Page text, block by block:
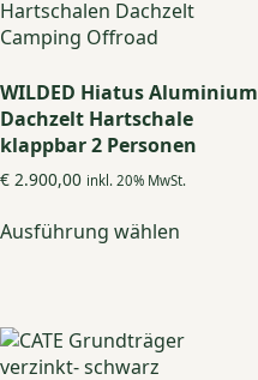
WILDED Hiatus Aluminium
Dachzelt Hartschale
klappbar 2 Personen
€ 2.900,00 inkl. 20% MwSt.
Ausführung wählen
auf.